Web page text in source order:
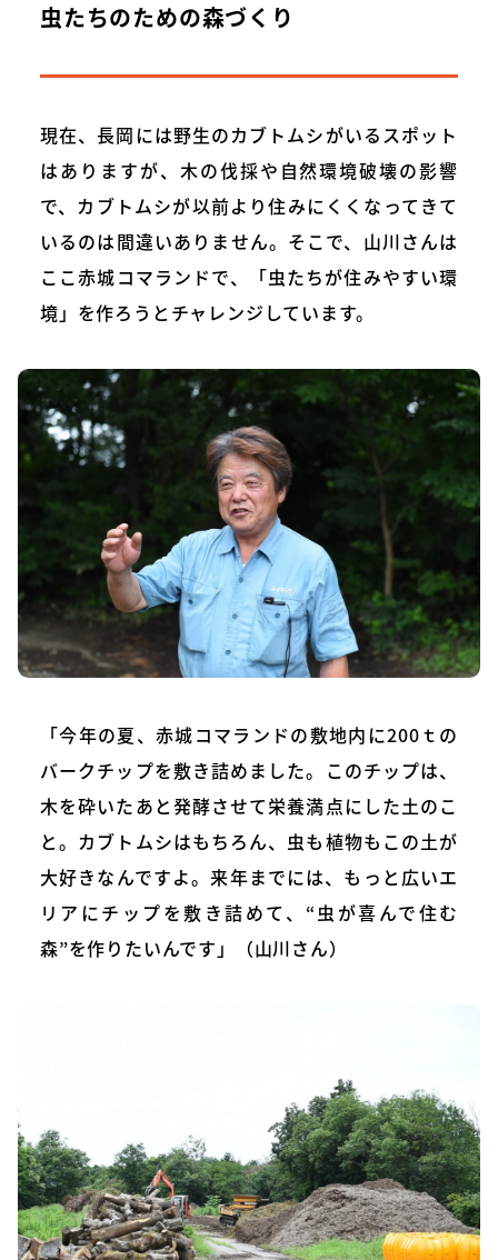
虫たちのための森づくり
現在、長岡には野生のカブトムシがいるスポット
はありますが、木の伐採や自然環境破壊の影響
で、カブトムシが以前より住みにくくなってきて
いるのは間違いありません。そこで、山川さんは
ここ赤城コマランドで、「虫たちが住みやすい環
境」を作ろうとチャレンジしています。
「今年の夏、赤城コマランドの敷地内に200ｔの
バークチップを敷き詰めました。このチップは、
木を砕いたあと発酵させて栄養満点にした土のこ
と。カブトムシはもちろん、虫も植物もこの土が
大好きなんですよ。来年までには、もっと広いエ
リアにチップを敷き詰めて、“虫が喜んで住む
森”を作りたいんです」（山川さん）